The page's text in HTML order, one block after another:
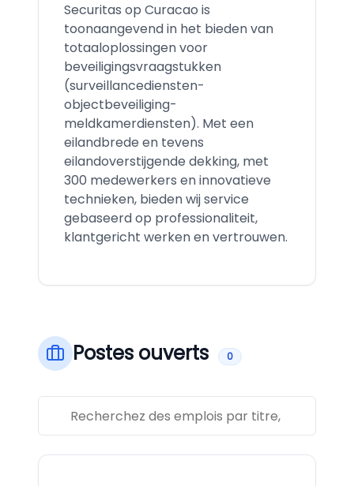
Securitas op Curacao is
toonaangevend in het bieden van
totaaloplossingen voor
beveiligingsvraagstukken
(surveillancediensten-
objectbeveiliging-
meldkamerdiensten). Met een
eilandbrede en tevens
eilandoverstijgende dekking, met
300 medewerkers en innovatieve
technieken, bieden wij service
gebaseerd op professionaliteit,
klantgericht werken en vertrouwen.
Postes ouverts 0